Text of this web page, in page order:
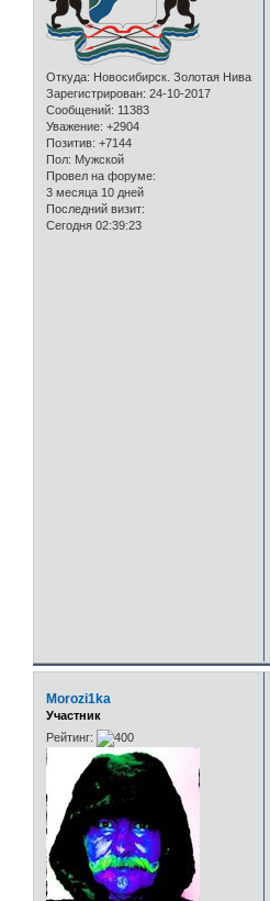
Откуда: Новосибирск. Золотая Нива
Зарегистрирован: 24-10-2017
Сообщений: 11383
Уважение: +2904
Позитив: +7144
Пол: Мужской
Провел на форуме:
3 месяца 10 дней
Последний визит:
Сегодня 02:39:23
Morozi1ka
Участник
Рейтинг: